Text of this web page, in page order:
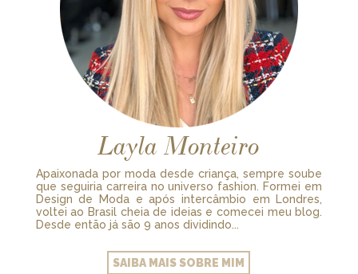
Layla Monteiro
Apaixonada por moda desde criança, sempre soube
que seguiria carreira no universo fashion. Formei em
Design de Moda e após intercâmbio em Londres,
voltei ao Brasil cheia de ideias e comecei meu blog.
Desde então já são 9 anos dividindo...
SAIBA MAIS SOBRE MIM